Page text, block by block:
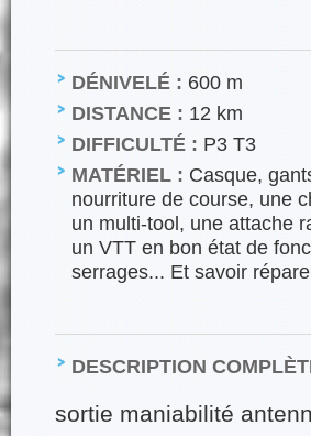
DÉNIVELÉ : 600 m
DISTANCE : 12 km
DIFFICULTÉ : P3 T3
MATÉRIEL : Casque,
nourriture de course, une
un multi-tool, une attache
un VTT en bon état de
serrages... Et savoir
DESCRIPTION
sortie maniabilité